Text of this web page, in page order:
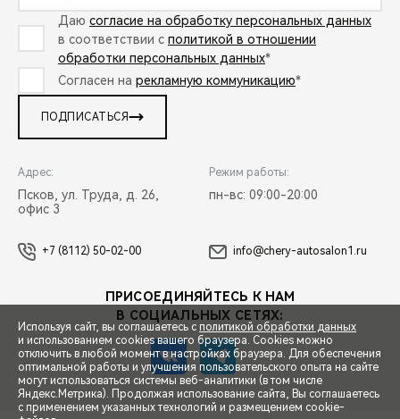
СПЕЦПРЕДЛОЖЕНИЯ
Даю согласие на обработку персональных данных
в соответствии с политикой в отношении
обработки персональных данных*
Согласен на рекламную коммуникацию*
ПОДПИСАТЬСЯ
Адрес:
Псков, ул. Труда, д. 26,
офис 3
Режим работы:
пн-вс: 09:00-20:00
+7 (8112) 50-02-00 info@chery-autosalon1.ru
ПРИСОЕДИНЯЙТЕСЬ К НАМ
В СОЦИАЛЬНЫХ СЕТЯХ:
Используя сайт, вы соглашаетесь с политикой обработки данных
и использованием cookies вашего браузера. Cookies можно
отключить в любой момент в настройках браузера. Для обеспечения
оптимальной работы и улучшения пользовательского опыта на сайте
могут использоваться системы веб-аналитики (в том числе
Яндекс.Метрика). Продолжая использование сайта, Вы соглашаетесь
с применением указанных технологий и размещением cookie-